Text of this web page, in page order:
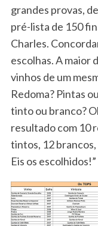
grandes provas,
pré-lista de 150
Charles.
escolhas. A maior
vinhos de um
Redoma? Pintas
tinto ou branco?
resultado com 10
tintos, 12
Eis os escolhidos!”